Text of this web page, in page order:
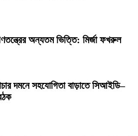
অন্যতম ভিত্তি: মির্জা ফখরুল
দমনে সহযোগিতা বাড়াতে সিআইডি–